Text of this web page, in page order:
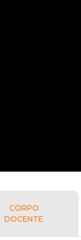
CORPO
DOCENTE